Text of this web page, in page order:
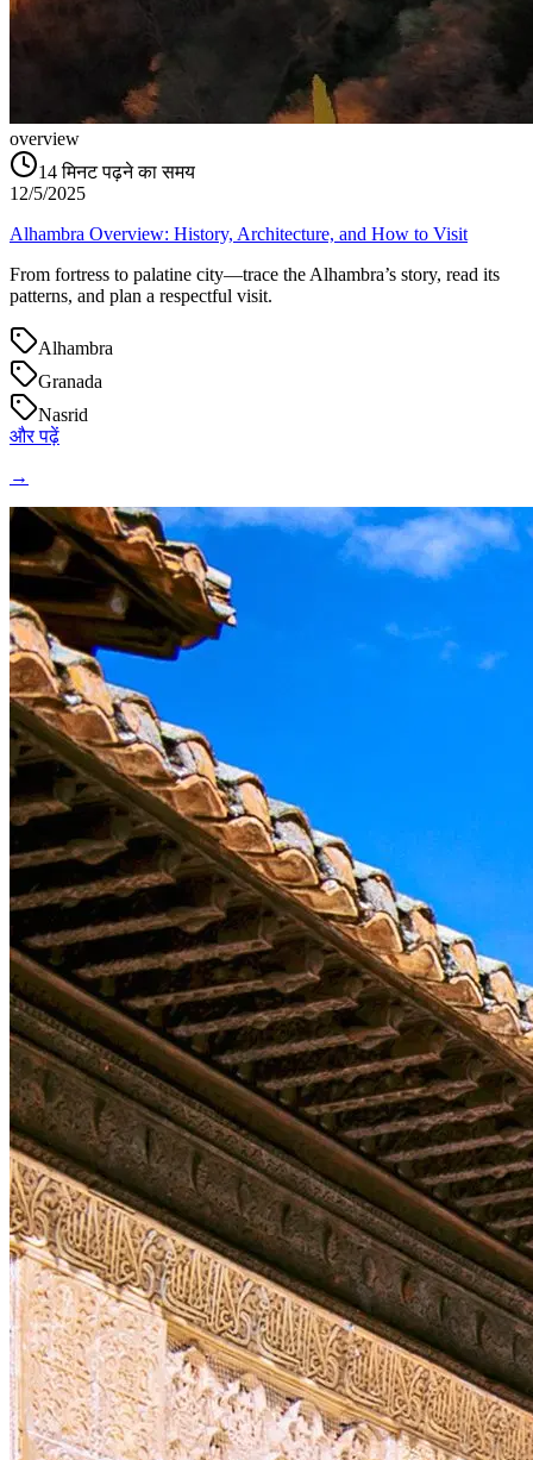
overview
14 मिनट पढ़ने का समय
12/5/2025
Alhambra Overview: History, Architecture, and How to Visit
From fortress to palatine city—trace the Alhambra’s story, read its
patterns, and plan a respectful visit.
Alhambra
Granada
Nasrid
और पढ़ें
→